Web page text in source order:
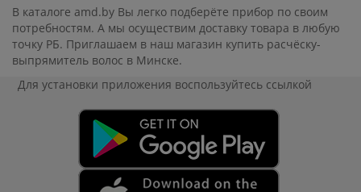
В каталоге amd.by Вы легко подберёте прибор по своим
потребностям. А мы осуществим доставку товара в любую
точку РБ. Приглашаем в наш магазин купить расчёску-
выпрямитель волос в Минске.
Для установки приложения воспользуйтесь ссылкой